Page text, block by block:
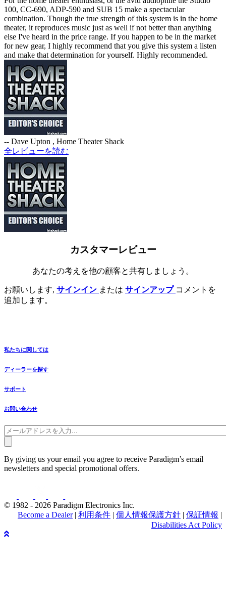
100, CC-690, ADP-590 and SUB 15 make a spectacular
combination. Though the true strength of this system is in the home
theater, it reproduces music just as well if not better than anything
else I've heard in the price range. If you happen to be in the market
for new gear, I highly recommend that you give this system a listen
and make that determination for yourself. Highly recommended.
-- Dave Upton , Home Theater Shack
全レビューを読む
カスタマーレビュー
あなたの考えを他の顧客と共有しましょう。
お願いします, サインイン または サインアップ コメントを
追加します。
私たちに関しては
ディーラーを探す
サポート
お問い合わせ
By giving us your email you agree to receive Paradigm’s email
newsletters and special promotional offers.
© 1982 - 2026 Paradigm Electronics Inc.
Become a Dealer| 利用条件 | 個人情報保護方針 | 保証情報 |
Disabilities Act Policy